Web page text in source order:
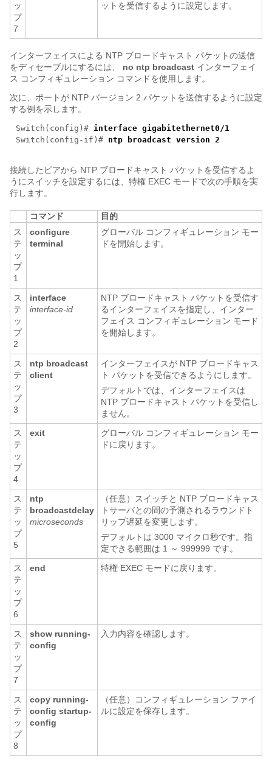
ッ
プ
7
ットを受信するように設定します。
インターフェイスによる NTP ブロードキャスト パケットの送信
をディセーブルにするには、
no ntp broadcast インターフェイ
ス コンフィギュレーション コマンドを使用します。
次に、ポートが NTP バージョン 2 パケットを送信するように設定
する例を示します。
Switch(config)# interface gigabitethernet0/1
Switch(config-if)# ntp broadcast version 2
接続したピアから NTP ブロードキャスト パケットを受信するよ
うにスイッチを設定するには、特権 EXEC モードで次の手順を実
行します。
コマンド
目的
ス
テ
ッ
プ
1
configure
terminal
グローバル コンフィギュレーション モー
ドを開始します。
ス
テ
ッ
プ
2
interface
interface-id
NTP ブロードキャスト パケットを受信す
るインターフェイスを指定し、インター
フェイス コンフィギュレーション モード
を開始します。
ス
テ
ッ
プ
3
ntp broadcast
client
インターフェイスが NTP ブロードキャス
ト パケットを受信できるようにします。
デフォルトでは、インターフェイスは
NTP ブロードキャスト パケットを受信し
ません。
ス
テ
ッ
プ
4
exit
グローバル コンフィギュレーション モー
ドに戻ります。
ス
テ
ッ
プ
5
ntp
broadcastdelay
microseconds
（任意）スイッチと NTP ブロードキャス
トサーバとの間の予測されるラウンドト
リップ遅延を変更します。
デフォルトは 3000 マイクロ秒です。指
定できる範囲は 1 ～ 999999 です。
ス
テ
ッ
プ
6
end 特権 EXEC モードに戻ります。
ス
テ
ッ
プ
7
show running-
config
入力内容を確認します。
ス
テ
ッ
プ
8
copy running-
config startup-
config
（任意）コンフィギュレーション ファイ
ルに設定を保存します。